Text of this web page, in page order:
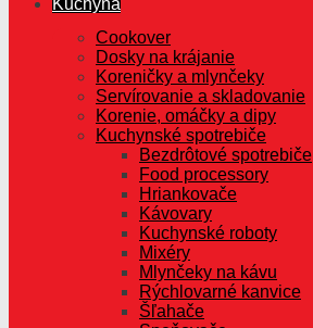
Kuchyňa
Cookover
Dosky na krájanie
Koreničky a mlynčeky
Servírovanie a skladovanie
Korenie, omáčky a dipy
Kuchynské spotrebiče
Bezdrôtové spotrebiče
Food processory
Hriankovače
Kávovary
Kuchynské roboty
Mixéry
Mlynčeky na kávu
Rýchlovarné kanvice
Šľahače